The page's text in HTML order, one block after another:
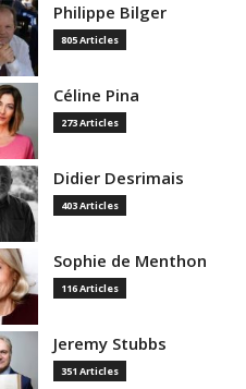
Philippe Bilger
805 Articles
Céline Pina
273 Articles
Didier Desrimais
403 Articles
Sophie de Menthon
116 Articles
Jeremy Stubbs
351 Articles